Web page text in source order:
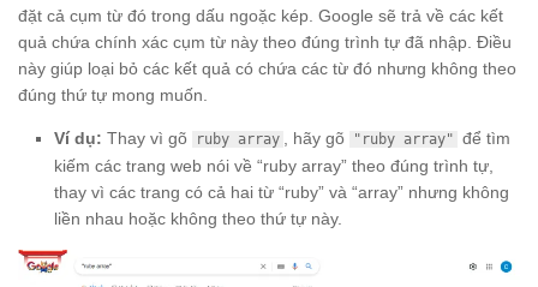
đặt cả cụm từ đó trong dấu ngoặc kép. Google sẽ trả về các kết
quả chứa chính xác cụm từ này theo đúng trình tự đã nhập. Điều
này giúp loại bỏ các kết quả có chứa các từ đó nhưng không theo
đúng thứ tự mong muốn.
Ví dụ: Thay vì gõ ruby array , hãy gõ "ruby array" để tìm
kiếm các trang web nói về “ruby array” theo đúng trình tự,
thay vì các trang có cả hai từ “ruby” và “array” nhưng không
liền nhau hoặc không theo thứ tự này.